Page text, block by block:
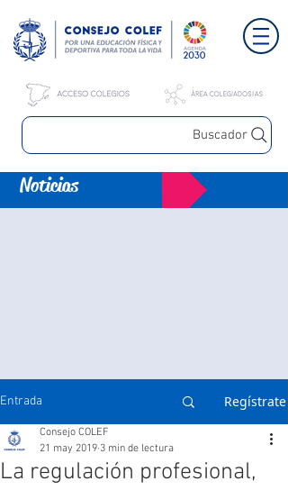
Buscador
Noticias
Entrada Regístrate
La regulación profesional,
Consejo COLEF
21 may 2019 3 min de lectura